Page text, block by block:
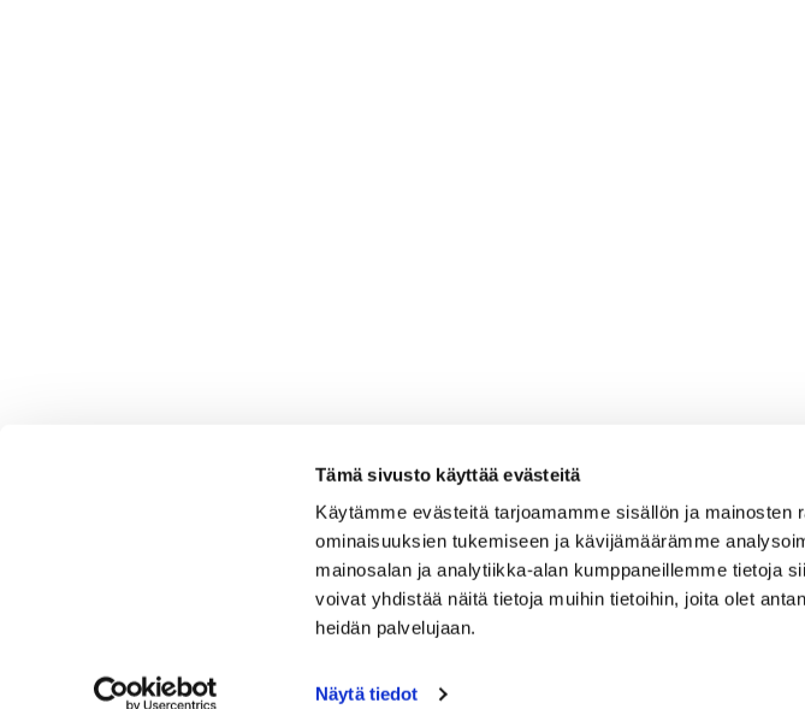
Tämä sivusto käyttää evästeitä
Käytämme evästeitä tarjoamamme sisällön ja mainosten
ominaisuuksien tukemiseen ja kävijämäärämme
mainosalan ja analytiikka-alan kumppaneillemme tietoja
voivat yhdistää näitä tietoja muihin tietoihin, joita olet
heidän palvelujaan.
Näytä tiedot